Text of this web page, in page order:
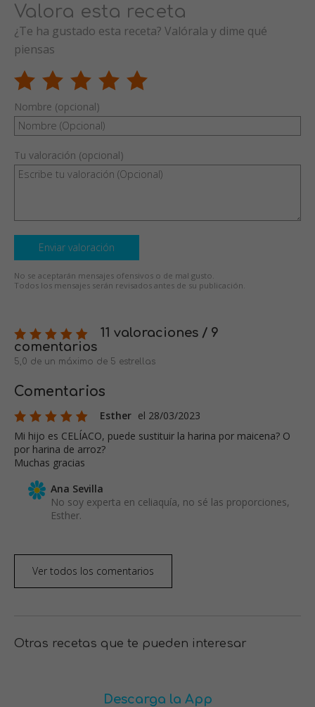
Valora esta receta
¿Te ha gustado esta receta? Valórala y dime qué
piensas
Nombre (opcional)
Tu valoración (opcional)
Enviar valoración
No se aceptarán mensajes ofensivos o de mal gusto.
Todos los mensajes serán revisados antes de su publicación.
11 valoraciones / 9
comentarios
5,0 de un máximo de 5 estrellas
Comentarios
Esther el 28/03/2023
Mi hijo es CELÍACO, puede sustituir la harina por maicena? O
por harina de arroz?
Muchas gracias
Ana Sevilla
No soy experta en celiaquía, no sé las proporciones,
Esther.
Ver todos los comentarios
Otras recetas que te pueden interesar
Descarga la App